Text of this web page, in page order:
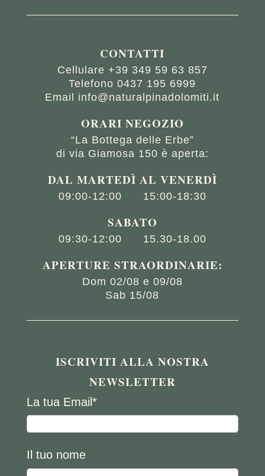
CONTATTI
Cellulare +39 349 59 63 857
Telefono0437 195 6999
Email info@naturalpinadolomiti.it
ORARI NEGOZIO
“La Bottega delle Erbe”
di via Giamosa 150 è aperta:
DAL MARTEDÌ AL VENERDÌ
09:00-12:00 15:00-18:30
SABATO
09:30-12:00 15.30-18.00
APERTURE STRAORDINARIE:
Dom 02/08 e 09/08
Sab 15/08
ISCRIVITI ALLA NOSTRA
NEWSLETTER
La tua Email*
Il tuo nome